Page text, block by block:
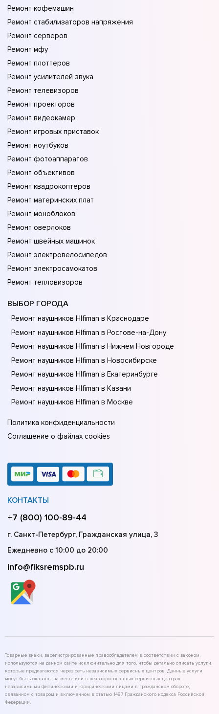
Ремонт кофемашин
Ремонт стабилизаторов напряжения
Ремонт серверов
Ремонт мфу
Ремонт плоттеров
Ремонт усилителей звука
Ремонт телевизоров
Ремонт проекторов
Ремонт видеокамер
Ремонт игровых приставок
Ремонт ноутбуков
Ремонт фотоаппаратов
Ремонт объективов
Ремонт квадрокоптеров
Ремонт материнских плат
Ремонт моноблоков
Ремонт оверлоков
Ремонт швейных машинок
Ремонт электровелосипедов
Ремонт электросамокатов
Ремонт тепловизоров
ВЫБОР ГОРОДА
Ремонт наушников HIfiman в Краснодаре
Ремонт наушников HIfiman в Ростове-на-Донy
Ремонт наушников HIfiman в Нижнем Новгороде
Ремонт наушников HIfiman в Новосибирске
Ремонт наушников HIfiman в Екатеринбурге
Ремонт наушников HIfiman в Казани
Ремонт наушников HIfiman в Москве
Политика конфиденциальности
Соглашение о файлах cookies
КОНТАКТЫ
+7 (800) 100-89-44
г. Санкт-Петербург, Гражданская улица, 3
Ежедневно с 10:00 до 20:00
info@fiksremspb.ru
Товарные знаки, зарегистрированные правообладателем в соответствии с законом,
используются на данном сайте исключительно для того, чтобы детально описать услуги,
которые предлагаются через сеть независимых сервисных центров. Данные услуги
могут быть оказаны на месте или в неавторизованных сервисных центрах
независимыми физическими и юридическими лицами в гражданском обороте,
связанном с товаром и включенном в статью 1487 Гражданского кодекса Российской
Федерации.